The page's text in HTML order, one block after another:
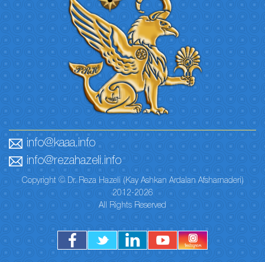
info@kaaa.info
info@rezahazeli.info
Copyright © Dr. Reza Hazeli (Kay Ashkan Ardalan Afsharnaderi)
2012-2026
All Rights Reserved